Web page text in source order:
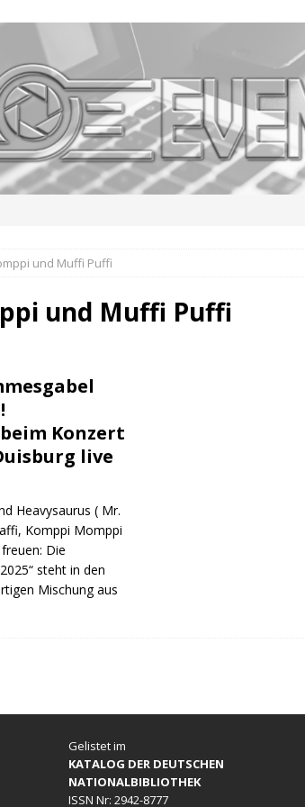
und Muffi Puffi
und Muffi Puffi
beim Konzert
live
Heavysaurus ( Mr.
Komppi Momppi
Die
steht in den
Mischung aus
Gelistet im
KATALOG DER DEUTSCHEN
NATIONALBIBLIOTHEK
ISSN Nr: 2942-8777